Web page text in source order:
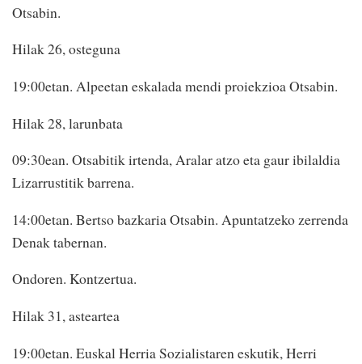
Otsabin.
Hilak 26, osteguna
19:00etan. Alpeetan eskalada mendi proiekzioa Otsabin.
Hilak 28, larunbata
09:30ean. Otsabitik irtenda, Aralar atzo eta gaur ibilaldia
Lizarrustitik barrena.
14:00etan. Bertso bazkaria Otsabin. Apuntatzeko zerrenda
Denak tabernan.
Ondoren. Kontzertua.
Hilak 31, asteartea
19:00etan. Euskal Herria Sozialistaren eskutik, Herri